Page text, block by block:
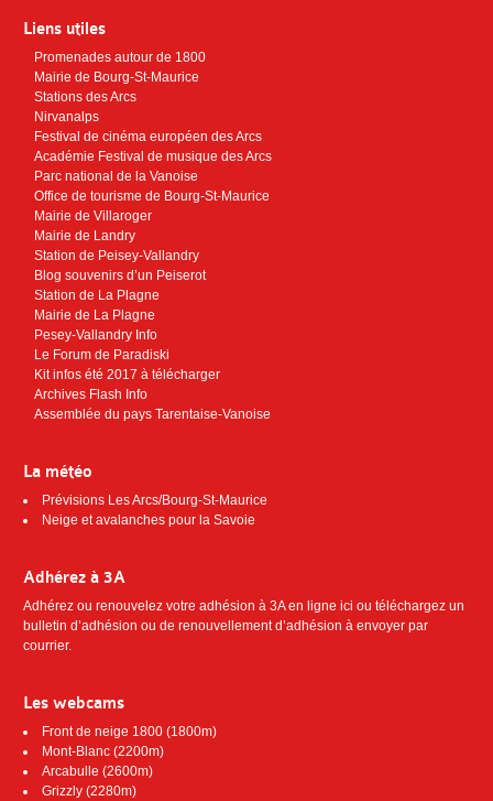
Liens utiles
Promenades autour de 1800
Mairie de Bourg-St-Maurice
Stations des Arcs
Nirvanalps
Festival de cinéma européen des Arcs
Académie Festival de musique des Arcs
Parc national de la Vanoise
Office de tourisme de Bourg-St-Maurice
Mairie de Villaroger
Mairie de Landry
Station de Peisey-Vallandry
Blog souvenirs d’un Peiserot
Station de La Plagne
Mairie de La Plagne
Pesey-Vallandry Info
Le Forum de Paradiski
Kit infos été 2017 à télécharger
Archives Flash Info
Assemblée du pays Tarentaise-Vanoise
La météo
Prévisions Les Arcs/Bourg-St-Maurice
Neige et avalanches pour la Savoie
Adhérez à 3A
Adhérez ou renouvelez votre adhésion à 3Aen ligne ici ou téléchargezun
bulletin d’adhésion ou de renouvellement d’adhésion à envoyer par
courrier.
Les webcams
Front de neige 1800 (1800m)
Mont-Blanc (2200m)
Arcabulle (2600m)
Grizzly (2280m)